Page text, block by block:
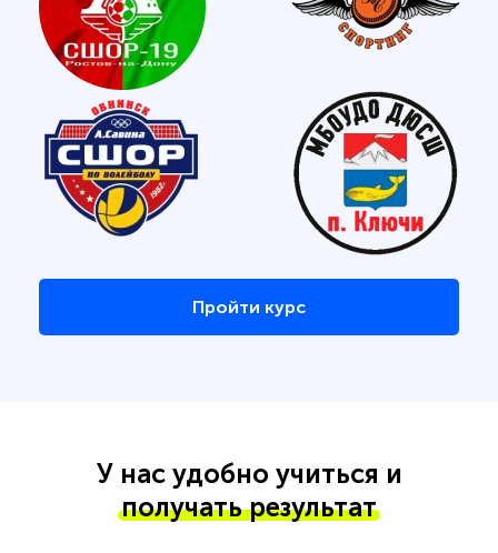
Пройти курс
У нас удобно учиться и
получать результат